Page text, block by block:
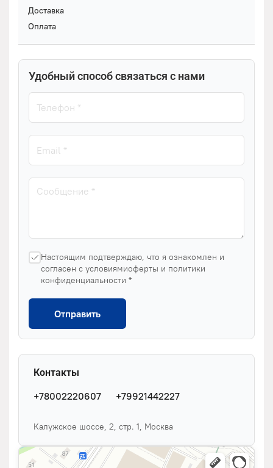
Доставка
Оплата
Удобный способ связаться с нами
Настоящим подтверждаю, что я ознакомлен и
согласен с условиямиоферты и политики
конфиденциальности *
Отправить
Контакты
+78002220607 +79921442227
Калужское шоссе, 2, стр. 1, Москва